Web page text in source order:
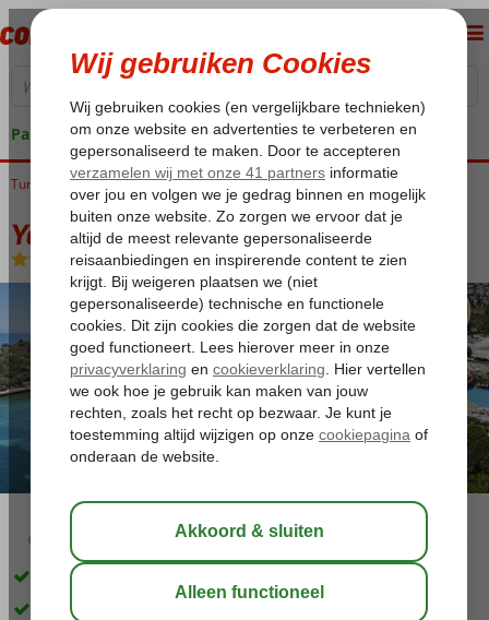
Pakketgarantie
Home
Turkije Egeische kust Bodrum Turgutreis Yasmin Bodrum Resort
Yasmin Bodrum Resort
Ultra All Inclusive-Hotel
03:30
Tegen een heuvel aangebouwd
Privéstrand